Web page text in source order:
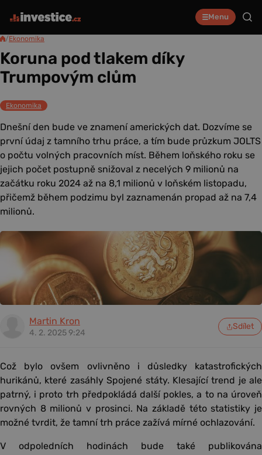
Menu
/Ekonomika
Koruna pod tlakem díky
Trumpovým clům
Ekonomika
Dnešní den bude ve znamení amerických dat. Dozvíme se
první údaj z tamního trhu práce, a tím bude průzkum JOLTS
o počtu volných pracovních míst. Během loňského roku se
jejich počet postupně snižoval z necelých 9 milionů na
začátku roku 2024 až na 8,1 milionů v loňském listopadu,
přičemž během podzimu byl zaznamenán propad až na 7,4
milionů.
Martin Kron
4. 2. 2025 9:24
Sdílet
Což bylo ovšem ovlivněno i důsledky katastrofických
hurikánů, které zasáhly Spojené státy. Klesající trend je ale
patrný, i proto trh předpokládá další pokles, a to na úroveň
rovných 8 milionů v prosinci. Na základě této statistiky je
možné tvrdit, že tamní trh práce zažívá mírné ochlazování.
V odpoledních hodinách bude také publikována